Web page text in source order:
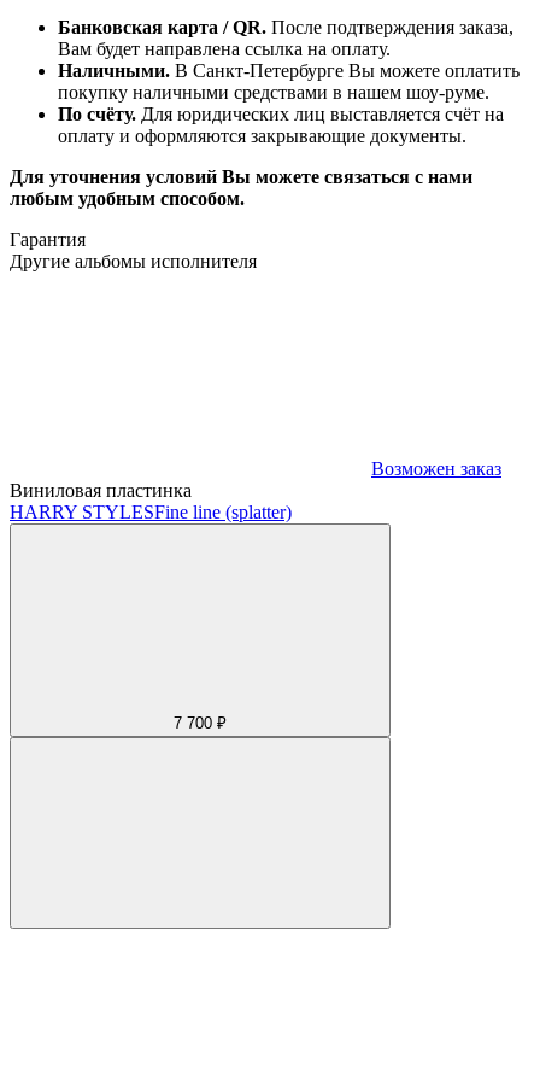
Банковская карта / QR. После подтверждения заказа,
Вам будет направлена ссылка на оплату.
Наличными. В Санкт-Петербурге Вы можете оплатить
покупку наличными средствами в нашем шоу-руме.
По счёту. Для юридических лиц выставляется счёт на
оплату и оформляются закрывающие документы.
Для уточнения условий Вы можете связаться с нами
любым удобным способом.
Гарантия
Другие альбомы исполнителя
Возможен заказ
Виниловая пластинка
HARRY STYLESFine line (splatter)
7 700 ₽